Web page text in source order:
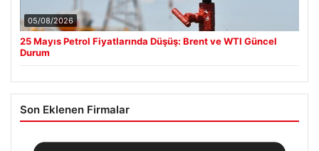
05/08/2026
25 Mayıs Petrol Fiyatlarında Düşüş: Brent ve WTI Güncel
Durum
Son Eklenen Firmalar